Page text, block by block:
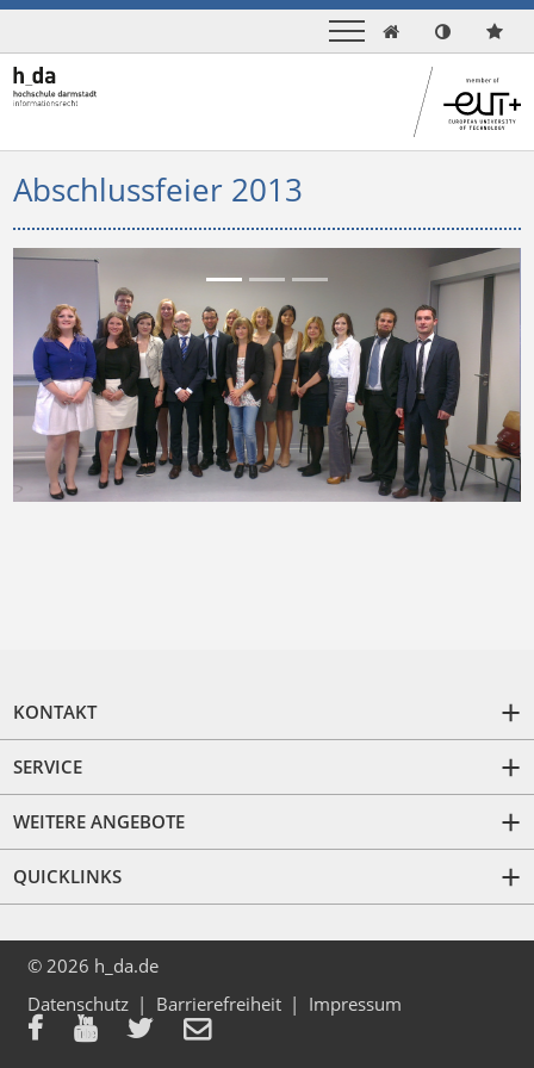

Abschlussfeier 2013
Previous Next
KONTAKT
SERVICE
WEITERE ANGEBOTE
QUICKLINKS
© 2026 h_da.de
Datenschutz
Barrierefreiheit Impressum
   